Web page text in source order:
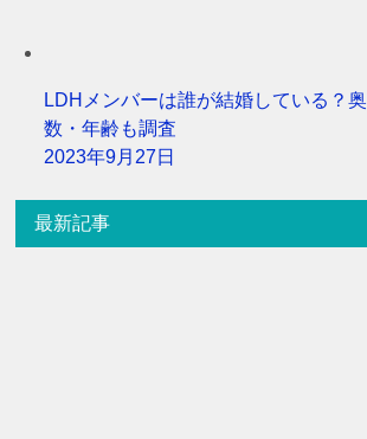
LDHメンバーは誰が結婚している？
数・年齢も調査
2023年9月27日
最新記事